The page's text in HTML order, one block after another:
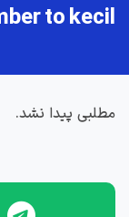
to kecil
مطلبی پیدا نشد.